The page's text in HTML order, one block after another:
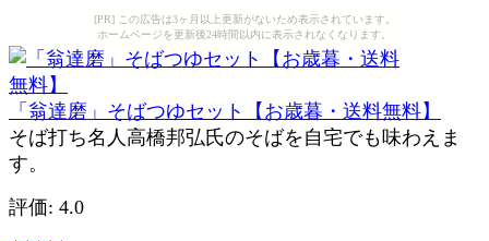
[PR] この広告は3ヶ月以上更新がないため表示されています。
ホームページを更新後24時間以内に表示されなくなります。
「翁達磨」そばつゆセット【お歳暮・送料無料】
そば打ち名人高橋邦弘氏のそばを自宅でも味わえま
す。
評価: 4.0